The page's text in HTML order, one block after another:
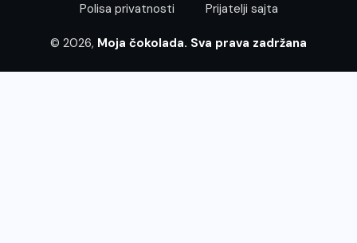
Polisa privatnosti
Prijatelji sajta
© 2026, Moja čokolada. Sva prava zadržana